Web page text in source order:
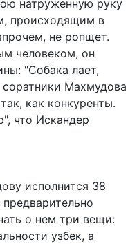
натруженную руку
происходящим в
не ропщет.
человеком, он
"Собака лает,
соратники Махмудова
как конкуренты.
что Искандер
исполнится 38
о нем три вещи:
узбек, а